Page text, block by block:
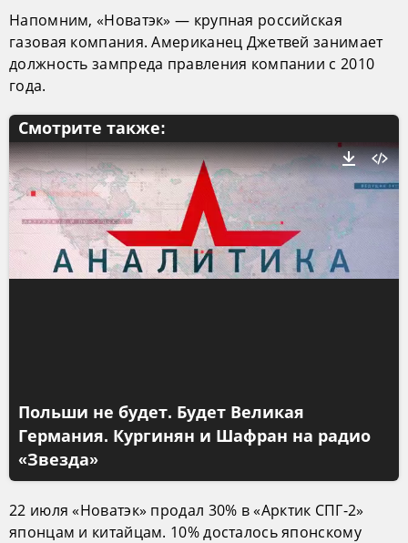
Напомним, «Новатэк» — крупная российская
газовая компания. Американец Джетвей занимает
должность зампреда правления компании с 2010
года.
Смотрите также:
Польши не будет. Будет Великая
Германия. Кургинян и Шафран на радио
«Звезда»
22 июля «Новатэк» продал 30% в «Арктик СПГ-2»
японцам и китайцам. 10% досталось японскому